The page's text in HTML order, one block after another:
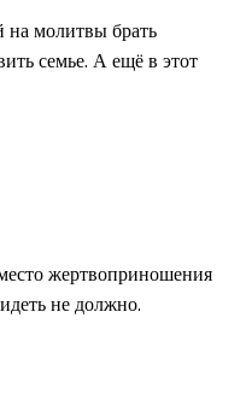
на молитвы брать
семье. А ещё в этот
жертвоприношения
не должно.